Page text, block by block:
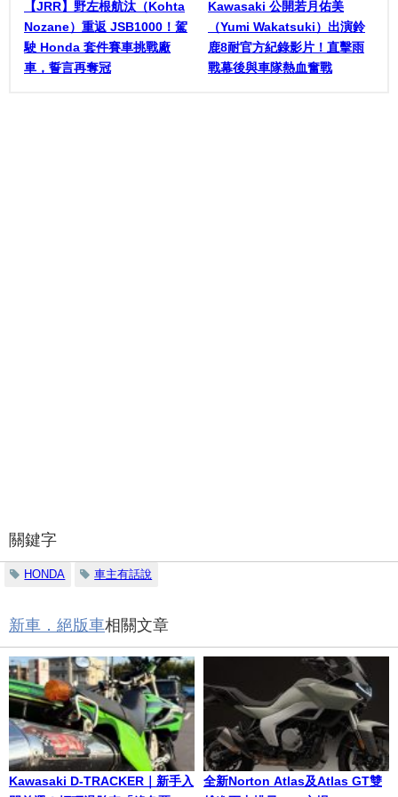
【JRR】野左根航汰（Kohta
Nozane）重返 JSB1000！駕
駛 Honda 套件賽車挑戰廠
車，誓言再奪冠
Kawasaki 公開若月佑美
（Yumi Wakatsuki）出演鈴
鹿8耐官方紀錄影片！直擊雨
戰幕後與車隊熱血奮戰
關鍵字
HONDA 車主有話說
新車．絕版車相關文章
Kawasaki D-TRACKER｜新手入
全新Norton Atlas及Atlas GT雙